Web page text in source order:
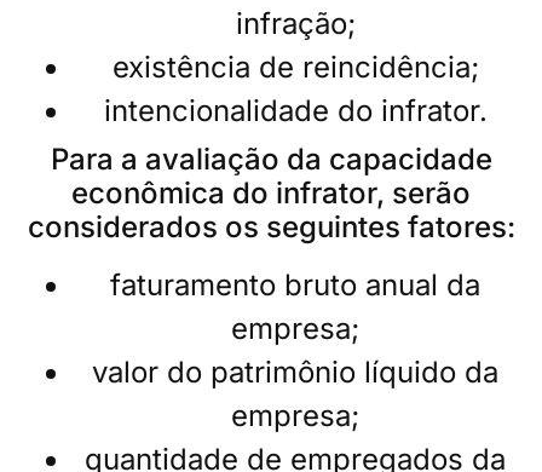
infração;
existência de reincidência;
intencionalidade do infrator.
Para a avaliação da capacidade
econômica do infrator, serão
considerados os seguintes fatores:
faturamento bruto anual da
empresa;
valor do patrimônio líquido da
empresa;
quantidade de empregados da